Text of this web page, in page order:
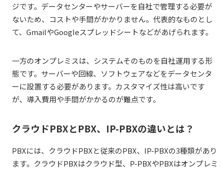
ジです。データセンターやサーバーを自社で管理する必要が
ないため、コストや手間がかかりません。代表的なものとし
て、GmailやGoogleスプレッドシートなどがあげられます。
一方のオンプレミスは、システムそのものを自社運用する形
態です。サーバーや回線、ソフトウェアなどをデータセンタ
ーに設置する必要があります。カスタマイズ性は高いです
が、導入費用や手間がかかるのが難点です。
クラウドPBXとPBX、IP-PBXの違いとは？
PBXには、クラウドPBXと従来のPBX、IP-PBXの3種類があり
ます。クラウドPBXはクラウド型、P-PBXやPBXはオンプレミ